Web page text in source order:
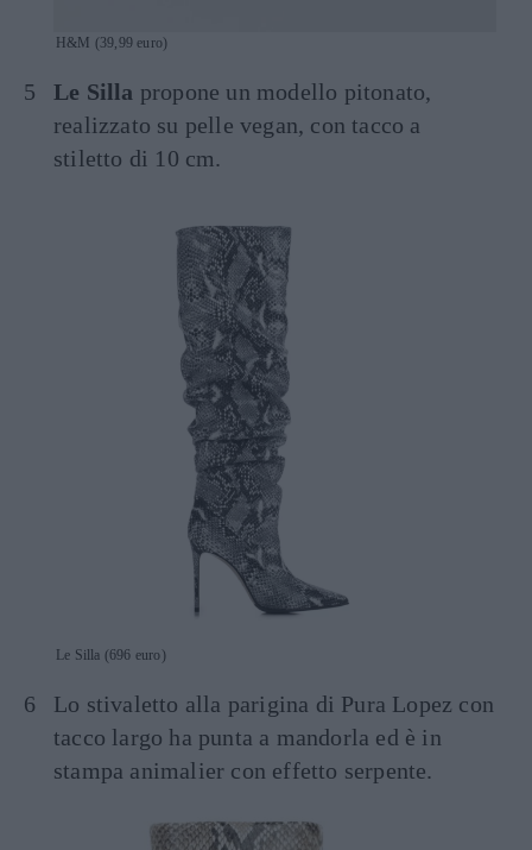
H&M (39,99 euro)
Le Silla propone un modello pitonato,
realizzato su pelle vegan, con tacco a
stiletto di 10 cm.
Le Silla (696 euro)
Lo stivaletto alla parigina di Pura Lopez con
tacco largo ha punta a mandorla ed è in
stampa animalier con effetto serpente.